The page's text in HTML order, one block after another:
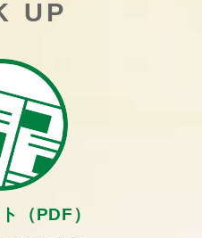
UP
（PDF）